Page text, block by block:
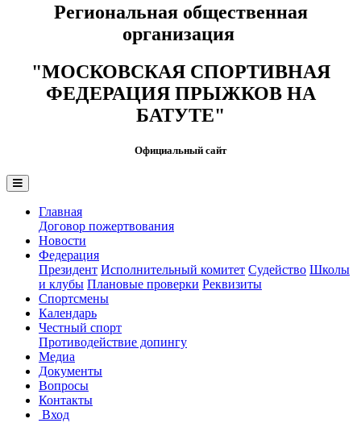
Региональная общественная
организация
"МОСКОВСКАЯ СПОРТИВНАЯ
ФЕДЕРАЦИЯ ПРЫЖКОВ НА
БАТУТЕ"
Официальный сайт
Главная
Договор пожертвования
Новости
Федерация
Президент Исполнительный комитет Судейство Школы
и клубы Плановые проверки Реквизиты
Спортсмены
Календарь
Честный спорт
Противодействие допингу
Медиа
Документы
Вопросы
Контакты
Вход